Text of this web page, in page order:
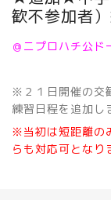
歓不参加者
＠ニプロハチ公ド
※２１日開催の交
練習日程を追加し
※当初は短距離の
らも対応可となり